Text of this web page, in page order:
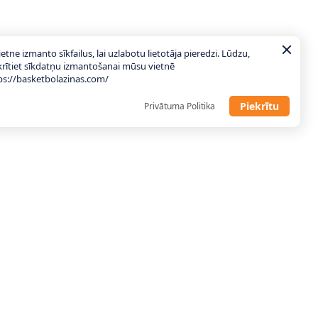
izmanto sīkfailus, lai uzlabotu lietotāja pieredzi. Lūdzu,
sīkdatņu izmantošanai mūsu vietnē
basketbolazinas.com/
Privātuma Politika Piekrītu